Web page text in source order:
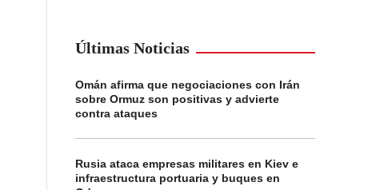
Últimas Noticias
Omán afirma que negociaciones con Irán
sobre Ormuz son positivas y advierte
contra ataques
Rusia ataca empresas militares en Kiev e
infraestructura portuaria y buques en